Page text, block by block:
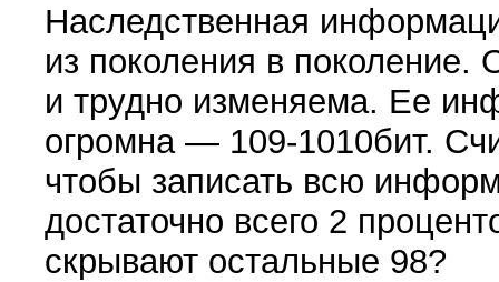
Наследственная
из поколения в поколение.
и трудно изменяема. Ее
огромна — 109-1010бит.
чтобы записать всю
достаточно всего 2
скрывают остальные 98?